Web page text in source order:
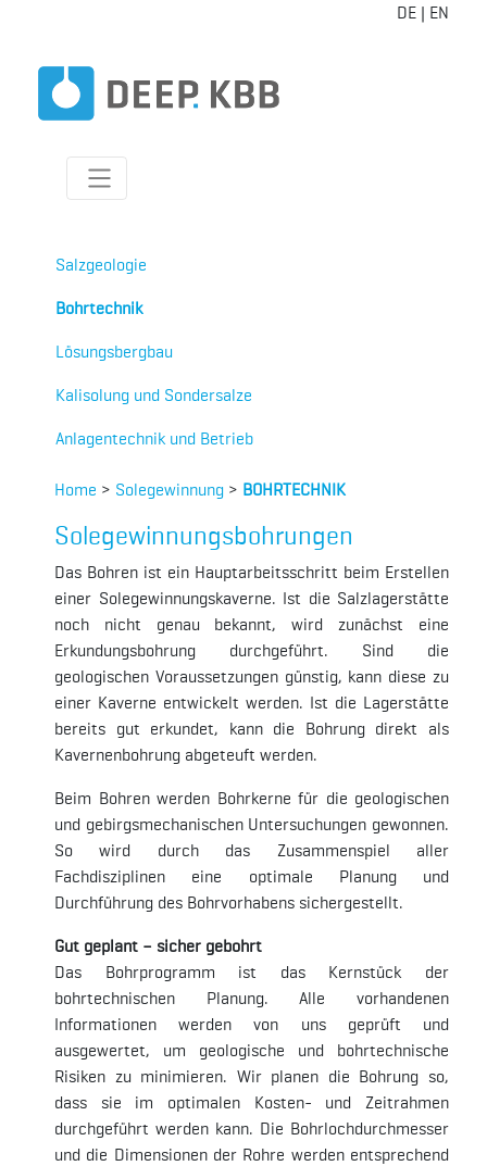
DE | EN
Salzgeologie
Bohrtechnik
Lösungsbergbau
Kalisolung und Sondersalze
Anlagentechnik und Betrieb
Home > Solegewinnung > BOHRTECHNIK
Solegewinnungsbohrungen
Das Bohren ist ein Hauptarbeitsschritt beim Erstellen
einer Solegewinnungskaverne. Ist die Salzlagerstätte
noch nicht genau bekannt, wird zunächst eine
Erkundungsbohrung durchgeführt. Sind die
geologischen Voraussetzungen günstig, kann diese zu
einer Kaverne entwickelt werden. Ist die Lagerstätte
bereits gut erkundet, kann die Bohrung direkt als
Kavernenbohrung abgeteuft werden.
Beim Bohren werden Bohrkerne für die geologischen
und gebirgsmechanischen Untersuchungen gewonnen.
So wird durch das Zusammenspiel aller
Fachdisziplinen eine optimale Planung und
Durchführung des Bohrvorhabens sichergestellt.
Gut geplant – sicher gebohrt
Das Bohrprogramm ist das Kernstück der
bohrtechnischen Planung. Alle vorhandenen
Informationen werden von uns geprüft und
ausgewertet, um geologische und bohrtechnische
Risiken zu minimieren. Wir planen die Bohrung so,
dass sie im optimalen Kosten- und Zeitrahmen
durchgeführt werden kann. Die Bohrlochdurchmesser
und die Dimensionen der Rohre werden entsprechend